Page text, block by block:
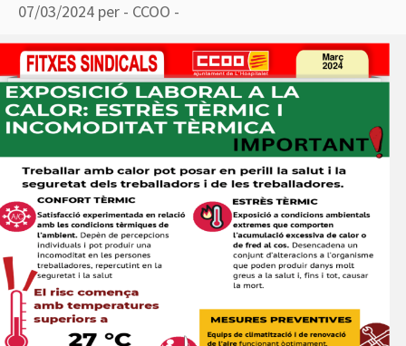
07/03/2024 per - CCOO -